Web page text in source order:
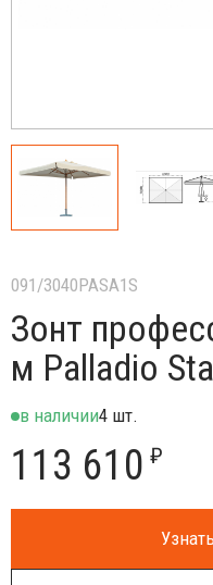
091/3040PASA1S
Зонт
м Palladio
в наличии4 шт.
113 610 ₽